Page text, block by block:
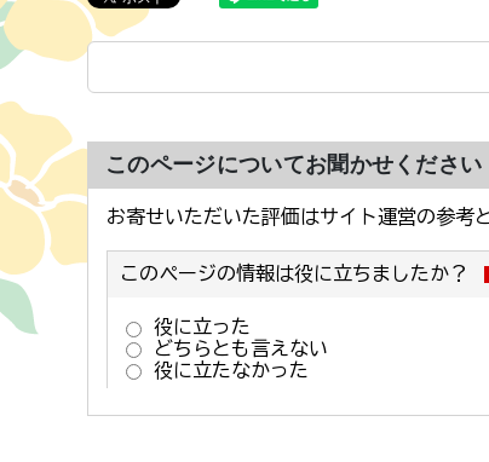
このページについてお聞かせください